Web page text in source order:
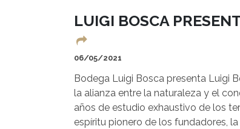
LUIGI BOSCA
06/05/2021
Bodega Luigi Bosca presenta Luigi
la alianza entre la naturaleza y el
años de estudio exhaustivo de los
espíritu pionero de los fundadores,